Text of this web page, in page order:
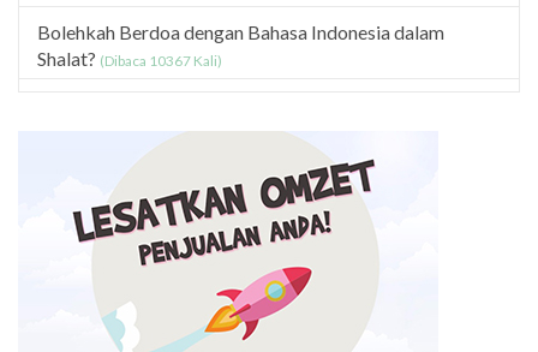
Bolehkah Berdoa dengan Bahasa Indonesia dalam
Shalat? (Dibaca 10367 Kali)